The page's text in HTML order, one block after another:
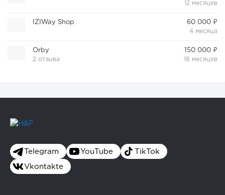
12 месяцев
IZIWay Shop
60 000 ₽
4 месяца
Orby
2 отзыва
150 000 ₽
18 месяцев
Telegram YouTube TikTok
Vkontakte